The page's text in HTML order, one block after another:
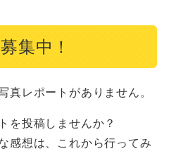
集中！
真レポートがありません。
を投稿しませんか？
感想は、これから行ってみ